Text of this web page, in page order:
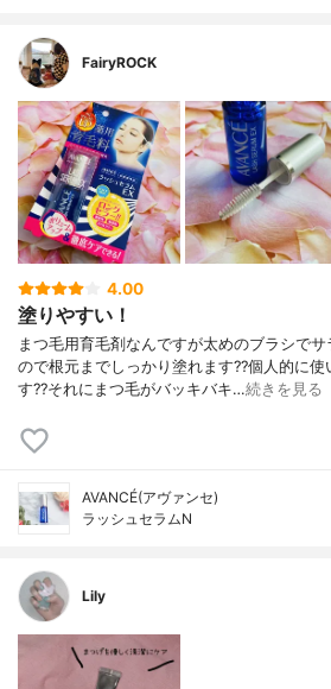
FairyROCK
4.00
塗りやすい！
まつ毛用育毛剤なんですが太めのブラシで
ので根元までしっかり塗れます??個人的に使
す??それにまつ毛がバッキバキ…続きを見る
AVANCÉ(アヴァンセ)
ラッシュセラムN
Lily